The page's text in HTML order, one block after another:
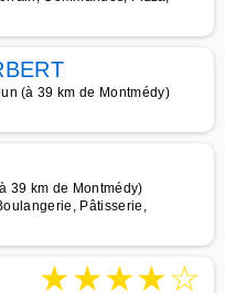
(à 39 km de Montmédy)
39 km de Montmédy)
Pâtisserie,
★★★★☆